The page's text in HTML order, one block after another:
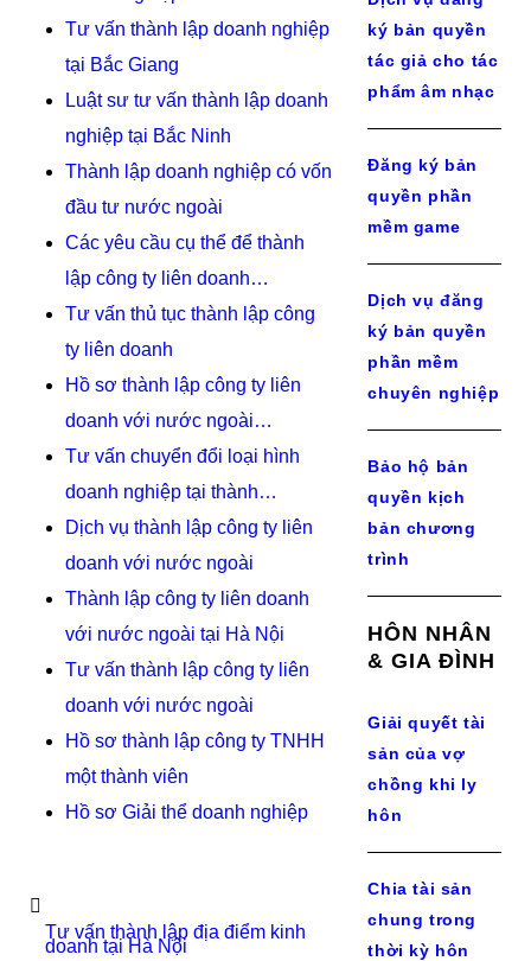
Tư vấn thành lập doanh nghiệp
tại Bắc Giang
Luật sư tư vấn thành lập doanh
nghiệp tại Bắc Ninh
Thành lập doanh nghiệp có vốn
đầu tư nước ngoài
Các yêu cầu cụ thể để thành
lập công ty liên doanh…
Tư vấn thủ tục thành lập công
ty liên doanh
Hồ sơ thành lập công ty liên
doanh với nước ngoài…
Tư vấn chuyển đổi loại hình
doanh nghiệp tại thành…
Dịch vụ thành lập công ty liên
doanh với nước ngoài
Thành lập công ty liên doanh
với nước ngoài tại Hà Nội
Tư vấn thành lập công ty liên
doanh với nước ngoài
Hồ sơ thành lập công ty TNHH
một thành viên
Hồ sơ Giải thể doanh nghiệp
Tư vấn thành lập địa điểm kinh
doanh tại Hà Nội
ký bản quyền
tác giả cho tác
phẩm âm nhạc
Đăng ký bản
quyền phần
mềm game
Dịch vụ đăng
ký bản quyền
phần mềm
chuyên nghiệp
Bảo hộ bản
quyền kịch
bản chương
trình
HÔN NHÂN
& GIA ĐÌNH
Giải quyết tài
sản của vợ
chồng khi ly
hôn
Chia tài sản
chung trong
thời kỳ hôn